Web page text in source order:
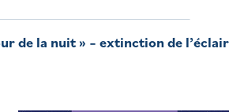
de la nuit » – extinction de